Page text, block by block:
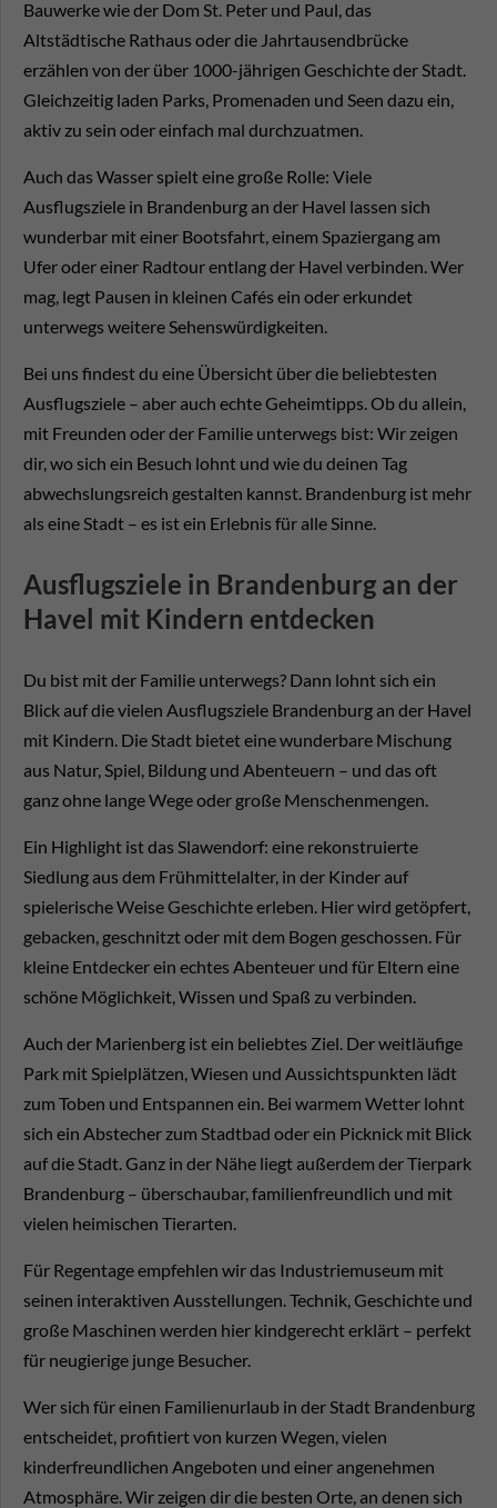
Bauwerke wie der Dom St. Peter und Paul, das
Altstädtische Rathaus oder die Jahrtausendbrücke
erzählen von der über 1000-jährigen Geschichte der Stadt.
Gleichzeitig laden Parks, Promenaden und Seen dazu ein,
aktiv zu sein oder einfach mal durchzuatmen.
Auch das Wasser spielt eine große Rolle: Viele
Ausflugsziele in Brandenburg an der Havel lassen sich
wunderbar mit einer Bootsfahrt, einem Spaziergang am
Ufer oder einer Radtour entlang der Havel verbinden. Wer
mag, legt Pausen in kleinen Cafés ein oder erkundet
unterwegs weitere Sehenswürdigkeiten.
Bei uns findest du eine Übersicht über die beliebtesten
Ausflugsziele – aber auch echte Geheimtipps. Ob du allein,
mit Freunden oder der Familie unterwegs bist: Wir zeigen
dir, wo sich ein Besuch lohnt und wie du deinen Tag
abwechslungsreich gestalten kannst. Brandenburg ist mehr
als eine Stadt – es ist ein Erlebnis für alle Sinne.
Ausflugsziele in Brandenburg an der
Havel mit Kindern entdecken
Du bist mit der Familie unterwegs? Dann lohnt sich ein
Blick auf die vielen Ausflugsziele Brandenburg an der Havel
mit Kindern. Die Stadt bietet eine wunderbare Mischung
aus Natur, Spiel, Bildung und Abenteuern – und das oft
ganz ohne lange Wege oder große Menschenmengen.
Ein Highlight ist das Slawendorf: eine rekonstruierte
Siedlung aus dem Frühmittelalter, in der Kinder auf
spielerische Weise Geschichte erleben. Hier wird getöpfert,
gebacken, geschnitzt oder mit dem Bogen geschossen. Für
kleine Entdecker ein echtes Abenteuer und für Eltern eine
schöne Möglichkeit, Wissen und Spaß zu verbinden.
Auch der Marienberg ist ein beliebtes Ziel. Der weitläufige
Park mit Spielplätzen, Wiesen und Aussichtspunkten lädt
zum Toben und Entspannen ein. Bei warmem Wetter lohnt
sich ein Abstecher zum Stadtbad oder ein Picknick mit Blick
auf die Stadt. Ganz in der Nähe liegt außerdem der Tierpark
Brandenburg – überschaubar, familienfreundlich und mit
vielen heimischen Tierarten.
Für Regentage empfehlen wir das Industriemuseum mit
seinen interaktiven Ausstellungen. Technik, Geschichte und
große Maschinen werden hier kindgerecht erklärt – perfekt
für neugierige junge Besucher.
Wer sich für einen Familienurlaub in der Stadt Brandenburg
entscheidet, profitiert von kurzen Wegen, vielen
kinderfreundlichen Angeboten und einer angenehmen
Atmosphäre. Wir zeigen dir die besten Orte, an denen sich